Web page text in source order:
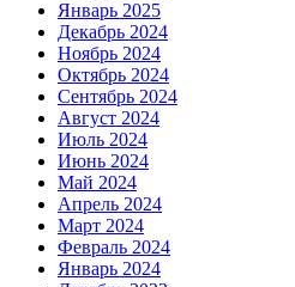
Январь 2025
Декабрь 2024
Ноябрь 2024
Октябрь 2024
Сентябрь 2024
Август 2024
Июль 2024
Июнь 2024
Май 2024
Апрель 2024
Март 2024
Февраль 2024
Январь 2024